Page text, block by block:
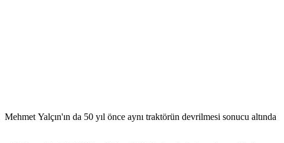
Yalçın'ın da 50 yıl önce aynı traktörün devrilmesi sonucu altında